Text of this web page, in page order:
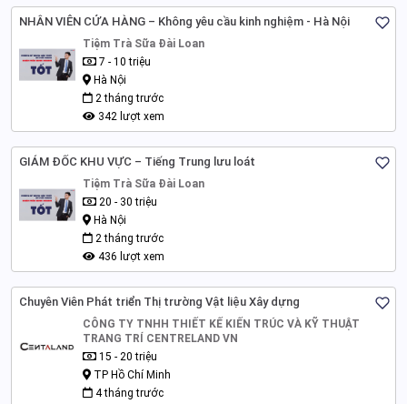
NHÂN VIÊN CỬA HÀNG – Không yêu cầu kinh nghiệm - Hà Nội
Tiệm Trà Sữa Đài Loan
7 - 10 triệu
Hà Nội
2 tháng trước
342 lượt xem
GIÁM ĐỐC KHU VỰC – Tiếng Trung lưu loát
Tiệm Trà Sữa Đài Loan
20 - 30 triệu
Hà Nội
2 tháng trước
436 lượt xem
Chuyên Viên Phát triển Thị trường Vật liệu Xây dựng
CÔNG TY TNHH THIẾT KẾ KIẾN TRÚC VÀ KỸ THUẬT
TRANG TRÍ CENTRELAND VN
15 - 20 triệu
TP Hồ Chí Minh
4 tháng trước